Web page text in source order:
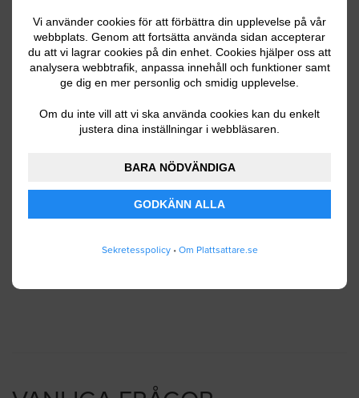
Vi använder cookies för att förbättra din upplevelse på vår
webbplats. Genom att fortsätta använda sidan accepterar
du att vi lagrar cookies på din enhet. Cookies hjälper oss att
analysera webbtrafik, anpassa innehåll och funktioner samt
ge dig en mer personlig och smidig upplevelse.
Om du inte vill att vi ska använda cookies kan du enkelt
justera dina inställningar i webbläsaren.
BARA NÖDVÄNDIGA
GODKÄNN ALLA
Sekretesspolicy• Om Plattsattare.se
Ditt telefonnummer
använder mina personuppgifter enligt
SKICKA IN